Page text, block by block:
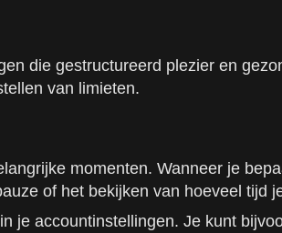
die gestructureerd plezier en
van limieten.
momenten. Wanneer je
of het bekijken van hoeveel tijd
je accountinstellingen. Je kunt